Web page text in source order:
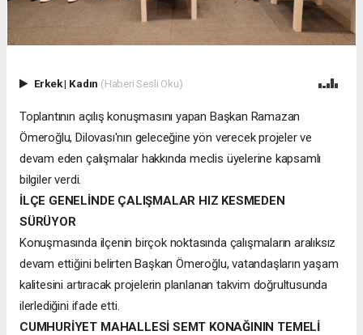
Erkek| Kadın (Haberi Sesli Oku)
Toplantının açılış konuşmasını yapan Başkan Ramazan
Ömeroğlu, Dilovası'nın geleceğine yön verecek projeler ve
devam eden çalışmalar hakkında meclis üyelerine kapsamlı
bilgiler verdi.
İLÇE GENELİNDE ÇALIŞMALAR HIZ KESMEDEN
SÜRÜYOR
Konuşmasında ilçenin birçok noktasında çalışmaların aralıksız
devam ettiğini belirten Başkan Ömeroğlu, vatandaşların yaşam
kalitesini artıracak projelerin planlanan takvim doğrultusunda
ilerlediğini ifade etti.
CUMHURİYET MAHALLESİ SEMT KONAĞININ TEMELİ